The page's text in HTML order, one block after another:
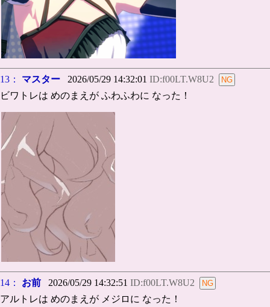
13： マスター 2026/05/29 14:32:01 ID:f00LT.W8U2
ビワトレは めのまえが ふわふわに なった！
14： お前 2026/05/29 14:32:51 ID:f00LT.W8U2
アルトレは めのまえが メジロに なった！